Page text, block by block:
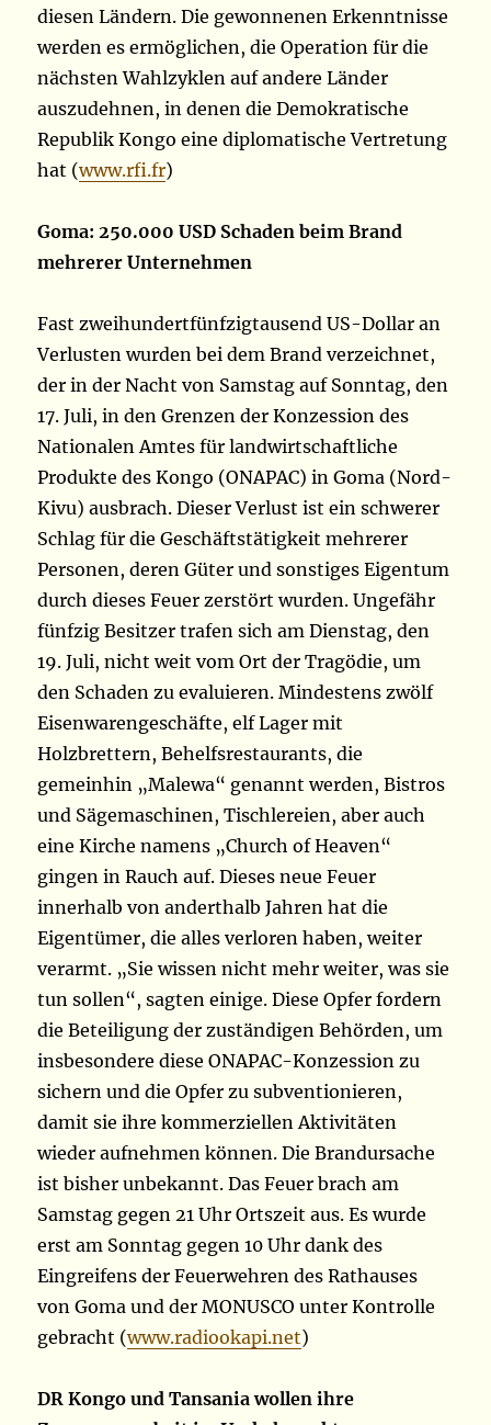
diesen Ländern. Die gewonnenen Erkenntnisse
werden es ermöglichen, die Operation für die
nächsten Wahlzyklen auf andere Länder
auszudehnen, in denen die Demokratische
Republik Kongo eine diplomatische Vertretung
hat (www.rfi.fr)
Goma: 250.000 USD Schaden beim Brand
mehrerer Unternehmen
Fast zweihundertfünfzigtausend US-Dollar an
Verlusten wurden bei dem Brand verzeichnet,
der in der Nacht von Samstag auf Sonntag, den
17. Juli, in den Grenzen der Konzession des
Nationalen Amtes für landwirtschaftliche
Produkte des Kongo (ONAPAC) in Goma (Nord-
Kivu) ausbrach. Dieser Verlust ist ein schwerer
Schlag für die Geschäftstätigkeit mehrerer
Personen, deren Güter und sonstiges Eigentum
durch dieses Feuer zerstört wurden. Ungefähr
fünfzig Besitzer trafen sich am Dienstag, den
19. Juli, nicht weit vom Ort der Tragödie, um
den Schaden zu evaluieren. Mindestens zwölf
Eisenwarengeschäfte, elf Lager mit
Holzbrettern, Behelfsrestaurants, die
gemeinhin „Malewa“ genannt werden, Bistros
und Sägemaschinen, Tischlereien, aber auch
eine Kirche namens „Church of Heaven“
gingen in Rauch auf. Dieses neue Feuer
innerhalb von anderthalb Jahren hat die
Eigentümer, die alles verloren haben, weiter
verarmt. „Sie wissen nicht mehr weiter, was sie
tun sollen“, sagten einige. Diese Opfer fordern
die Beteiligung der zuständigen Behörden, um
insbesondere diese ONAPAC-Konzession zu
sichern und die Opfer zu subventionieren,
damit sie ihre kommerziellen Aktivitäten
wieder aufnehmen können. Die Brandursache
ist bisher unbekannt. Das Feuer brach am
Samstag gegen 21 Uhr Ortszeit aus. Es wurde
erst am Sonntag gegen 10 Uhr dank des
Eingreifens der Feuerwehren des Rathauses
von Goma und der MONUSCO unter Kontrolle
gebracht (www.radiookapi.net)
DR Kongo und Tansania wollen ihre